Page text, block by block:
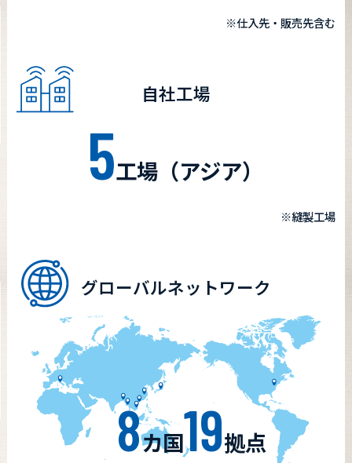
※仕入先・販売先含む
自社工場
5工場（アジア）
※縫製工場
グローバルネットワーク
8カ国19拠点